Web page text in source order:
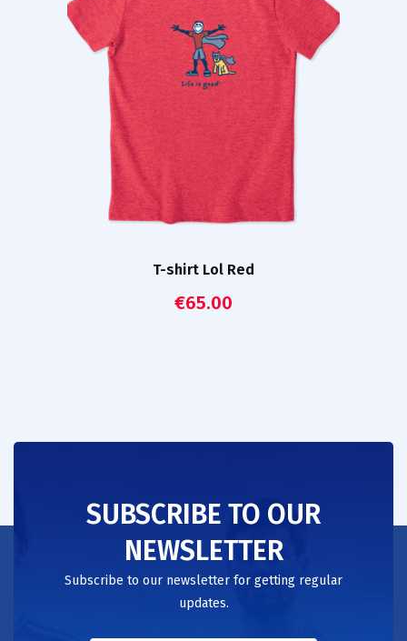
T-shirt Lol Red
€65.00
SUBSCRIBE TO OUR
NEWSLETTER
Subscribe to our newsletter for getting regular
updates.